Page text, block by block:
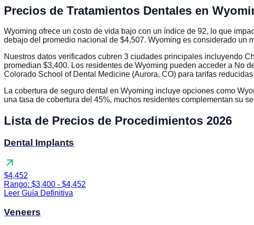
Precios de Tratamientos Dentales en
Wyoming ofrece un costo de vida bajo con un índice de 92, lo que
debajo del promedio nacional de $4,507. Wyoming es considerado un
Nuestros datos verificados cubren 3 ciudades principales incluyendo
promedian $3,400. Los residentes de Wyoming pueden acceder a No
Colorado School of Dental Medicine (Aurora, CO) para tarifas
La cobertura de seguro dental en Wyoming incluye opciones como
una tasa de cobertura del 45%, muchos residentes complementan su
Lista de Precios de Procedimientos 2026
Dental Implants
arrow_outward
$4,452
Rango: $3,400 - $4,452
Leer Guía Definitiva
Veneers